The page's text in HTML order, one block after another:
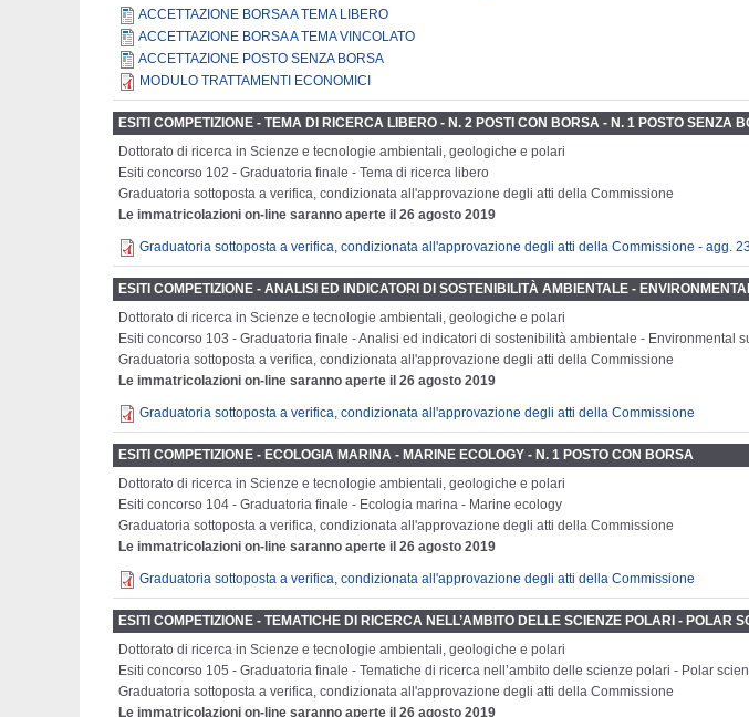
ACCETTAZIONE BORSA A TEMA LIBERO
ACCETTAZIONE BORSA A TEMA VINCOLATO
ACCETTAZIONE POSTO SENZA BORSA
MODULO TRATTAMENTI ECONOMICI
ESITI COMPETIZIONE - TEMA DI RICERCA LIBERO - N. 2 POSTI CON BORSA - N. 1 POSTO SENZA
Dottorato di ricerca in Scienze e tecnologie ambientali, geologiche e polari
Esiti concorso 102 - Graduatoria finale - Tema di ricerca libero
Graduatoria sottoposta a verifica, condizionata all'approvazione degli atti della Commissione
Le immatricolazioni on-line saranno aperte il 26 agosto 2019
Graduatoria sottoposta a verifica, condizionata all'approvazione degli atti della Commissione - agg.
ESITI COMPETIZIONE - ANALISI ED INDICATORI DI SOSTENIBILITÀ AMBIENTALE -
Dottorato di ricerca in Scienze e tecnologie ambientali, geologiche e polari
Esiti concorso 103 - Graduatoria finale - Analisi ed indicatori di sostenibilità ambientale - Environmental
Graduatoria sottoposta a verifica, condizionata all'approvazione degli atti della Commissione
Le immatricolazioni on-line saranno aperte il 26 agosto 2019
Graduatoria sottoposta a verifica, condizionata all'approvazione degli atti della Commissione
ESITI COMPETIZIONE - ECOLOGIA MARINA - MARINE ECOLOGY - N. 1 POSTO CON BORSA
Dottorato di ricerca in Scienze e tecnologie ambientali, geologiche e polari
Esiti concorso 104 - Graduatoria finale - Ecologia marina - Marine ecology
Graduatoria sottoposta a verifica, condizionata all'approvazione degli atti della Commissione
Le immatricolazioni on-line saranno aperte il 26 agosto 2019
Graduatoria sottoposta a verifica, condizionata all'approvazione degli atti della Commissione
ESITI COMPETIZIONE - TEMATICHE DI RICERCA NELL’AMBITO DELLE SCIENZE POLARI - POLAR
Dottorato di ricerca in Scienze e tecnologie ambientali, geologiche e polari
Esiti concorso 105 - Graduatoria finale - Tematiche di ricerca nell’ambito delle scienze polari - Polar
Graduatoria sottoposta a verifica, condizionata all'approvazione degli atti della Commissione
Le immatricolazioni on-line saranno aperte il 26 agosto 2019